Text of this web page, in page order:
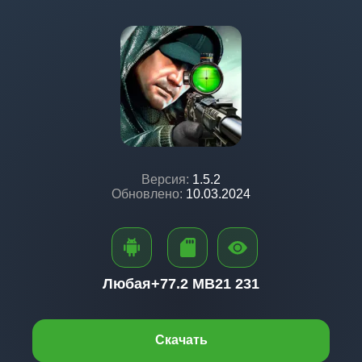
Версия: 1.5.2
Обновлено: 10.03.2024
Скачать
Любая+77.2 MB21 231